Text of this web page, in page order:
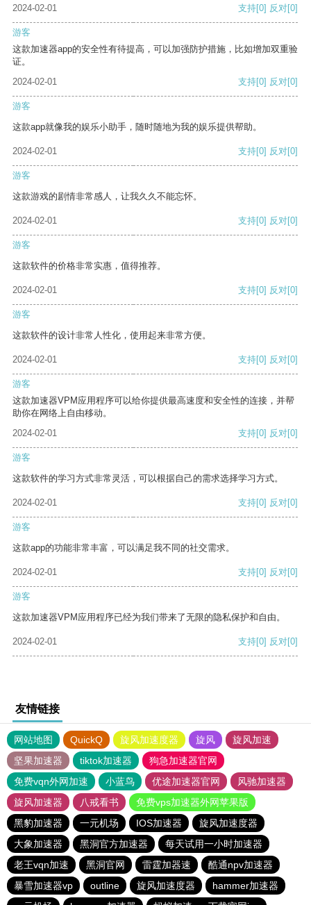
2024-02-01 支持[0] 反对[0]
游客
这款加速器app的安全性有待提高，可以加强防护措施，比如增加双重验
证。
2024-02-01
支持[0] 反对[0]
游客
这款app就像我的娱乐小助手，随时随地为我的娱乐提供帮助。
2024-02-01 支持[0] 反对[0]
游客
这款游戏的剧情非常感人，让我久久不能忘怀。
2024-02-01 支持[0] 反对[0]
游客
这款软件的价格非常实惠，值得推荐。
2024-02-01 支持[0] 反对[0]
游客
这款软件的设计非常人性化，使用起来非常方便。
2024-02-01 支持[0] 反对[0]
游客
这款加速器VPM应用程序可以给你提供最高速度和安全性的连接，并帮
助你在网络上自由移动。
2024-02-01
支持[0] 反对[0]
游客
这款软件的学习方式非常灵活，可以根据自己的需求选择学习方式。
2024-02-01 支持[0] 反对[0]
游客
这款app的功能非常丰富，可以满足我不同的社交需求。
2024-02-01 支持[0] 反对[0]
游客
这款加速器VPM应用程序已经为我们带来了无限的隐私保护和自由。
2024-02-01 支持[0] 反对[0]
友情链接
网站地图 QuickQ 旋风加速度器 旋风
旋风加速
坚果加速器
tiktok加速器
狗急加速器官网
免费vqn外网加速
小蓝鸟 优途加速器官网
风驰加速器
旋风加速器
八戒看书
免费vps加速器外网苹果版
黑豹加速器
一元机场 IOS加速器
旋风加速度器
大象加速器
黑洞官方加速器
每天试用一小时加速器
老王vqn加速
黑洞官网 雷霆加器速
酷通npv加速器
暴雪加速器vp
outline 旋风加速度器
hammer加速器